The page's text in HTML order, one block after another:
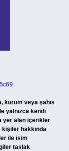
kurum veya şahıs
yalnızca kendi
yer alan içerikler
hakkında
ile isim
taslak